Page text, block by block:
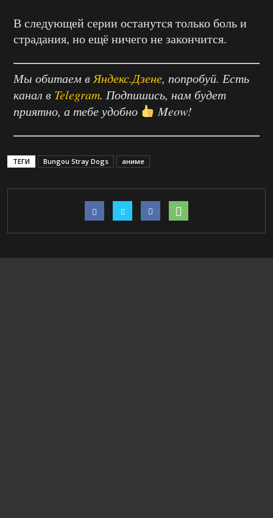
В следующей серии останутся только боль и
страдания, но ещё ничего не закончится.
Мы обитаем в Яндекс.Дзене, попробуй. Есть
канал в Telegram. Подпишись, нам будет
приятно, а тебе удобно
Meow!
ТЕГИ Bungou Stray Dogs аниме